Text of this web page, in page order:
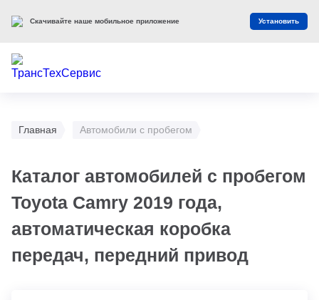
Главная Автомобили с пробегом
Каталог автомобилей с пробегом
Toyota Camry 2019 года,
автоматическая коробка
передач, передний привод
Скачивайте наше мобильное приложение Установить